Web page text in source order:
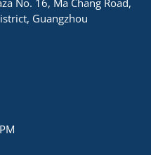
No. 16, Ma Chang Road,
Guangzhou